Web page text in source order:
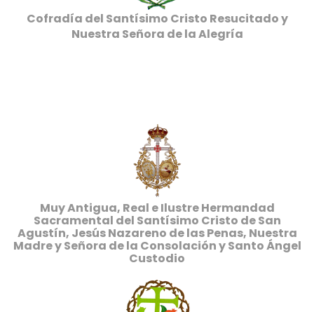
Cofradía del Santísimo Cristo Resucitado y
Nuestra Señora de la Alegría
Muy Antigua, Real e Ilustre Hermandad
Sacramental del Santísimo Cristo de San
Agustín, Jesús Nazareno de las Penas, Nuestra
Madre y Señora de la Consolación y Santo Ángel
Custodio